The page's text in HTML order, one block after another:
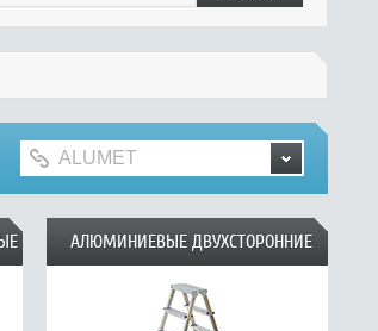
АЛЮМИНИЕВЫЕ ДВУХСТОРОННИЕ